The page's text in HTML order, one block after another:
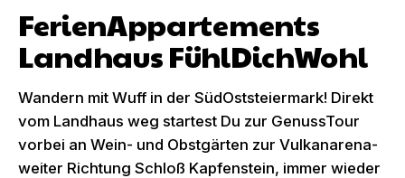
FerienAppartements
Landhaus FühlDichWohl
Wandern mit Wuff in der SüdOststeiermark! Direkt
vom Landhaus weg startest Du zur GenussTour
vorbei an Wein- und Obstgärten zur Vulkanarena-
weiter Richtung Schloß Kapfenstein, immer wieder